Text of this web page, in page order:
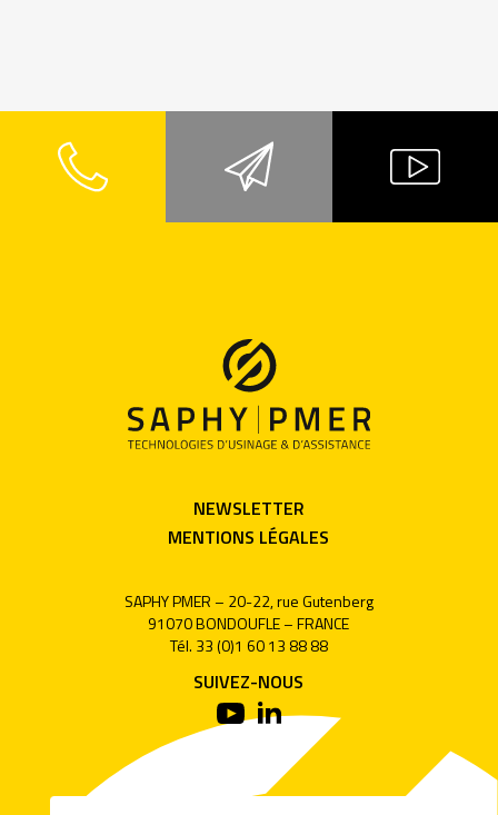
NEWSLETTER
MENTIONS LÉGALES
SAPHY PMER – 20-22, rue Gutenberg
91070 BONDOUFLE – FRANCE
Tél. 33 (0)1 60 13 88 88
SUIVEZ-NOUS